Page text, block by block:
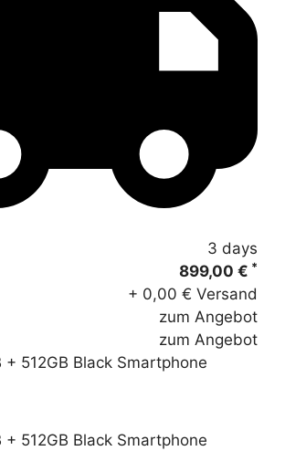
3 days
899,00 € *
+ 0,00 € Versand
zum Angebot
zum Angebot
+ 512GB Black Smartphone
+ 512GB Black Smartphone